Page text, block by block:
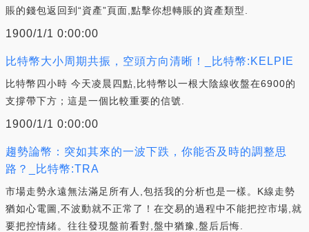
賬的錢包返回到“資產”頁面,點擊你想轉賬的資產類型.
1900/1/1 0:00:00
比特幣大小周期共振，空頭方向清晰！_比特幣:KELPIE
比特幣四小時 今天凌晨四點,比特幣以一根大陰線收盤在6900的
支撐帶下方；這是一個比較重要的信號.
1900/1/1 0:00:00
趨勢論幣：突如其來的一波下跌，你能否及時的調整思
路？_比特幣:TRA
市場走勢永遠無法滿足所有人,包括我的分析也是一樣。K線走勢
猶如心電圖,不波動就不正常了！在交易的過程中不能把控市場,就
要把控情緒。往往發現盤前看對,盤中猶豫,盤后后悔.